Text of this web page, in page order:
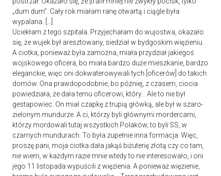
„dum dum”. Cały rok miałam ranę otwartą i ciągle była
wypalana. […]
Uciekłam z tego szpitala. Przyjechałam do wujostwa, okazało
się, że wujek był aresztowany, siedział w bydgoskim więzieniu.
A ciotka, ponieważ była zamożna, miała przydział jakiegoś
wojskowego oficera, bo miała bardzo duże mieszkanie, bardzo
eleganckie, więc oni dokwaterowywali tych [oficerów] do takich
domów. Ona prawdopodobnie, bo później, z czasem, ciocia
powiedziała, że dała temu oficerowi, który… Ale to nie był
gestapowiec. On miał czapkę z trupią główką, ale był w szaro-
zielonym mundurze. A ci, którzy byli głównymi mordercami,
którzy mordowali tutaj wszystkich Polaków, to byli SS, w
czarnych mundurach. To była zupełnie inna formacja. Więc,
proszę pani, moja ciotka dała jakąś biżuterię złotą czy co tam,
nie wiem, w każdym razie mnie wtedy to nie interesowało, i oni
jego 11 listopada wypuścili z więzienia. A ponieważ więzienie,